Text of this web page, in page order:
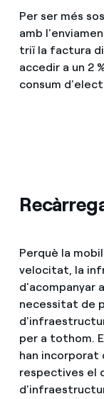
Per ser més
amb
triï la factura
accedir a un 2
consum
Perquè la
velocitat, la
d'acompanyar
necessitat de
per a tothom.
han incorporat
respectives el